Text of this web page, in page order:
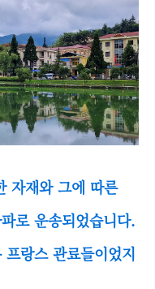
자재와 그에 따른
로 운송되었습니다.
랑스 관료들이었지